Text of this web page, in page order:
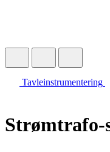
Tavleinstrumentering
Strømtrafo-